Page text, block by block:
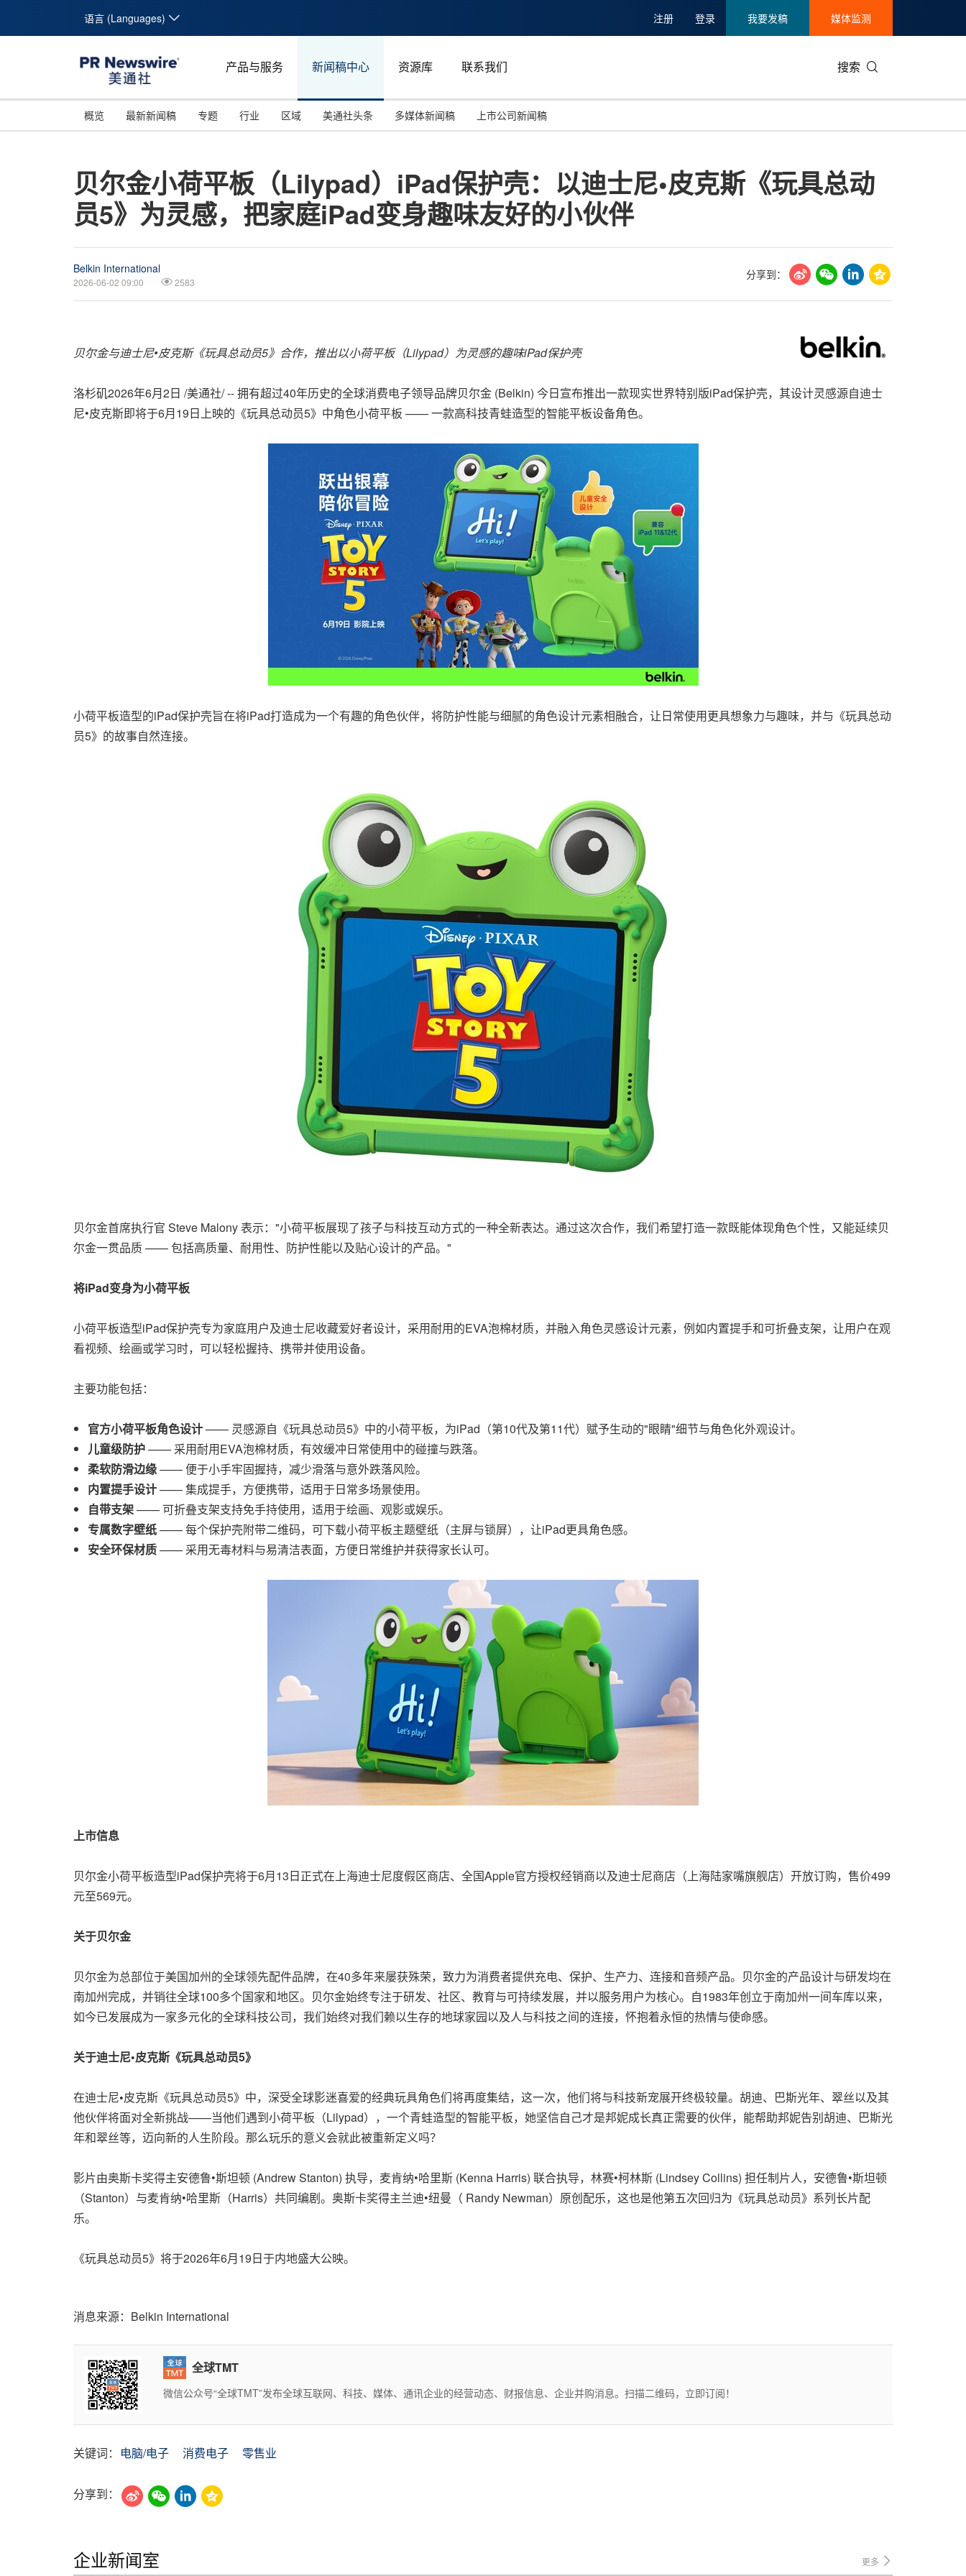
语言 (Languages) 注册 登录 我要发稿 媒体监测
产品与服务 新闻稿中心 资源库 联系我们 搜索
概览 最新新闻稿 专题
投资并购
碳中和
世界移动通信大会
人工智能
行业
能源化工与环保
娱乐时尚与艺术
教育与人力资源
体育
区域
马来西亚
新加坡
澳大利亚
美通社头条 多媒体新闻稿 上市公司新闻稿
贝尔金小荷平板（Lilypad）iPad保护壳：以迪士尼•皮克斯《玩具总动
员5》为灵感，把家庭iPad变身趣味友好的小伙伴
Belkin International
2026-06-02 09:00 2583
分享到：
贝尔金与迪士尼•皮克斯《玩具总动员5》合作，推出以小荷平板（Lilypad） 为灵感的趣味iPad保护壳
洛杉矶2026年6月2日 /美通社/ -- 拥有超过40年历史的全球消费电子领导品牌贝尔金 (Belkin) 今日宣布推出一款现实世界特别版iPad保护壳，其设计灵感源自迪士
尼•皮克斯即将于6月19日上映的《玩具总动员5》中角色小荷平板 —— 一款高科技青蛙造型的智能平板设备角色。
小荷平板造型的iPad保护壳旨在将iPad打造成为一个有趣的角色伙伴，将防护性能与细腻的角色设计元素相融合，让日常使用更具想象力与趣味，并与《玩具总动
员5》的故事自然连接。
贝尔金首席执行官 Steve Malony 表示："小荷平板展现了孩子与科技互动方式的一种全新表达。通过这次合作，我们希望打造一款既能体现角色个性，又能延续贝
尔金一贯品质 —— 包括高质量、耐用性、防护性能以及贴心设计的产品。"
将iPad变身为小荷平板
小荷平板造型iPad保护壳专为家庭用户及迪士尼收藏爱好者设计，采用耐用的EVA泡棉材质，并融入角色灵感设计元素，例如内置提手和可折叠支架，让用户在观
看视频、绘画或学习时，可以轻松握持、携带并使用设备。
主要功能包括：
官方小荷平板角色设计—— 灵感源自《玩具总动员5》中的小荷平板，为iPad（第10代及第11代）赋予生动的"眼睛"细节与角色化外观设计。
儿童级防护—— 采用耐用EVA泡棉材质，有效缓冲日常使用中的碰撞与跌落。
柔软防滑边缘—— 便于小手牢固握持，减少滑落与意外跌落风险。
内置提手设计—— 集成提手，方便携带，适用于日常多场景使用。
自带支架—— 可折叠支架支持免手持使用，适用于绘画、观影或娱乐。
专属数字壁纸—— 每个保护壳附带二维码，可下载小荷平板主题壁纸（主屏与锁屏），让iPad更具角色感。
安全环保材质—— 采用无毒材料与易清洁表面，方便日常维护并获得家长认可。
上市信息
贝尔金小荷平板造型iPad保护壳将于6月13日正式在上海迪士尼度假区商店、全国Apple官方授权经销商以及迪士尼商店（上海陆家嘴旗舰店）开放订购，售价499
元至569元。
关于贝尔金
贝尔金为总部位于美国加州的全球领先配件品牌，在40多年来屡获殊荣，致力为消费者提供充电、保护、生产力、连接和音频产品。贝尔金的产品设计与研发均在
南加州完成，并销往全球100多个国家和地区。贝尔金始终专注于研发、社区、教育与可持续发展，并以服务用户为核心。自1983年创立于南加州一间车库以来，
如今已发展成为一家多元化的全球科技公司，我们始终对我们赖以生存的地球家园以及人与科技之间的连接，怀抱着永恒的热情与使命感。
关于迪士尼•皮克斯《玩具总动员5》
在迪士尼•皮克斯《玩具总动员5》中，深受全球影迷喜爱的经典玩具角色们将再度集结，这一次，他们将与科技新宠展开终极较量。胡迪、巴斯光年、翠丝以及其
他伙伴将面对全新挑战——当他们遇到小荷平板（Lilypad），一个青蛙造型的智能平板，她坚信自己才是邦妮成长真正需要的伙伴，能帮助邦妮告别胡迪、巴斯光
年和翠丝等，迈向新的人生阶段。那么玩乐的意义会就此被重新定义吗？
影片由奥斯卡奖得主安德鲁•斯坦顿 (Andrew Stanton) 执导，麦肯纳•哈里斯 (Kenna Harris) 联合执导，林赛•柯林斯 (Lindsey Collins) 担任制片人，安德鲁•斯坦顿
（Stanton）与麦肯纳•哈里斯（Harris）共同编剧。奥斯卡奖得主兰迪•纽曼（ Randy Newman）原创配乐，这也是他第五次回归为《玩具总动员》系列长片配
乐。
《玩具总动员5》将于2026年6月19日于内地盛大公映。
消息来源：Belkin International
全球TMT
微信公众号“全球TMT”发布全球互联网、科技、媒体、通讯企业的经营动态、财报信息、企业并购消息。扫描二维码，立即订阅！
关键词： 电脑/电子 消费电子 零售业
分享到：
企业新闻室 更多